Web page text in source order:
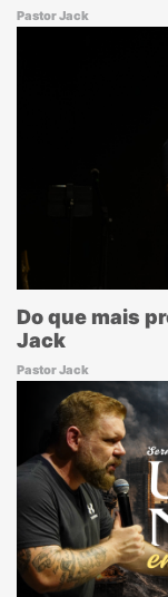
Pastor Jack
Do que mais
Jack
Pastor Jack